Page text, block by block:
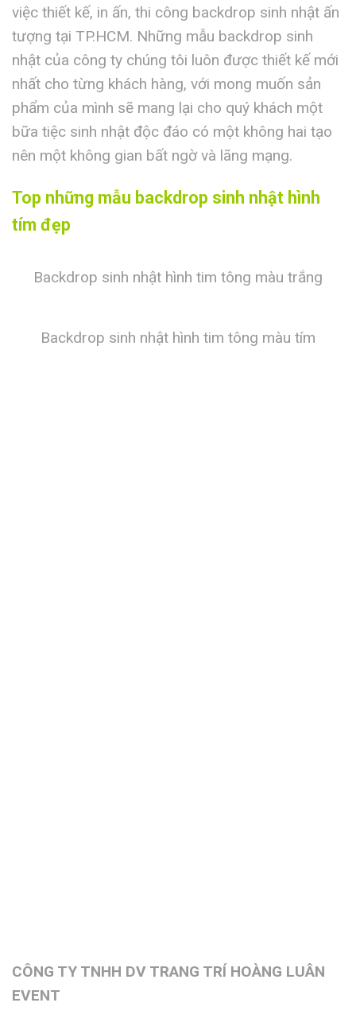
việc thiết kế, in ấn, thi công backdrop sinh nhật ấn
tượng tại TP.HCM. Những mẫu backdrop sinh
nhật của công ty chúng tôi luôn được thiết kế mới
nhất cho từng khách hàng, với mong muốn sản
phẩm của mình sẽ mang lại cho quý khách một
bữa tiệc sinh nhật độc đáo có một không hai tạo
nên một không gian bất ngờ và lãng mạng.
Top những mẫu backdrop sinh nhật hình
tím đẹp
Backdrop sinh nhật hình tim tông màu trắng
Backdrop sinh nhật hình tim tông màu tím
CÔNG TY TNHH DV TRANG TRÍ HOÀNG LUÂN
EVENT